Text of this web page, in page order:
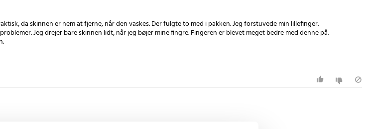
da skinnen er nem at fjerne, når den vaskes. Der fulgte to med i pakken. Jeg forstuvede min lillefinger.
Jeg drejer bare skinnen lidt, når jeg bøjer mine fingre. Fingeren er blevet meget bedre med denne på.